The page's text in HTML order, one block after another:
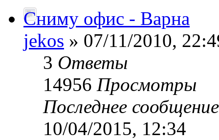
Сниму офис - Варна
jekos » 07/11/2010,
3 Ответы
14956 Просмотры
Последнее
10/04/2015, 12:34